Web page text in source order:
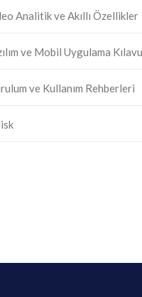
Analitik ve Akıllı Özellikler
ve Mobil Uygulama
ve Kullanım Rehberleri